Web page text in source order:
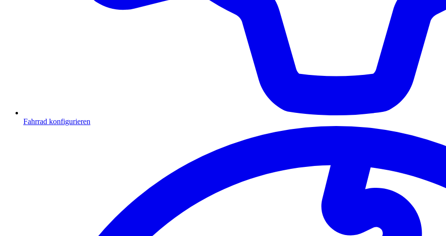
Fahrrad konfigurieren